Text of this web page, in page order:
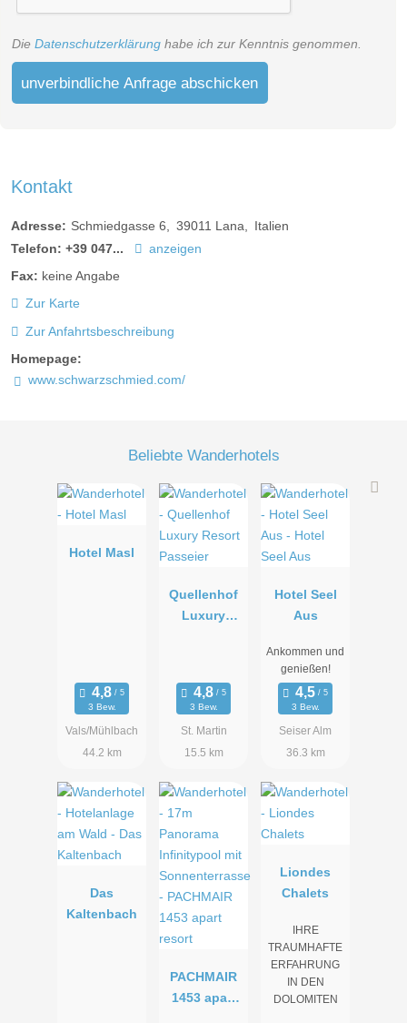
Die Datenschutzerklärung habe ich zur Kenntnis genommen.
unverbindliche Anfrage abschicken
Kontakt
Adresse: Schmiedgasse 6 39011 Lana
Italien
Telefon: +39 047...
anzeigen
Fax: keine Angabe
Zur Karte
Zur Anfahrtsbeschreibung
Homepage:
www.schwarzschmied.com/
Beliebte Wanderhotels
Hotel Masl
3 Bew.
Vals/Mühlbach
44.2 km
Quellenhof
Luxury
3 Bew.
St. Martin
15.5 km
Hotel Seel
Aus
Ankommen und
genießen!
3 Bew.
Seiser Alm
36.3 km
Das
Kaltenbach
PACHMAIR
1453 apart
Liondes
Chalets
IHRE
TRAUMHAFTE
ERFAHRUNG
IN DEN
DOLOMITEN